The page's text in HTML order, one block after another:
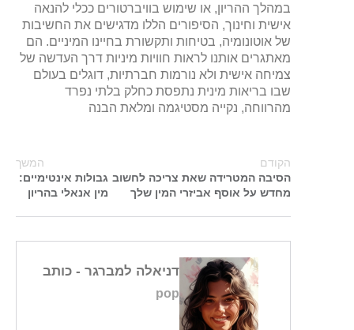
במהלך ההריון, או שימוש בוויברטורים ככלי להנאה
אישית וחינוך, הסיפורים הללו מדגישים את החשיבות
של אוטונומיה, בטיחות ותקשורת בחיינו המיניים. הם
מאתגרים אותנו לראות חוויות מיניות דרך העדשה של
צמיחה אישית ולא נורמות חברתיות, דוגלים בעולם
שבו בריאות מינית נתפסת כחלק בלתי נפרד
מהרווחה, נקייה מסטיגמה ומלאת הבנה
הקודם
הסיבה המטרידה שאת צריכה לחשוב
מחדש על אוסף אביזרי המין שלך
המשך
גבולות אינטימיים:
מין אנאלי בהריון
דניאלה למברגר - כותב
pop